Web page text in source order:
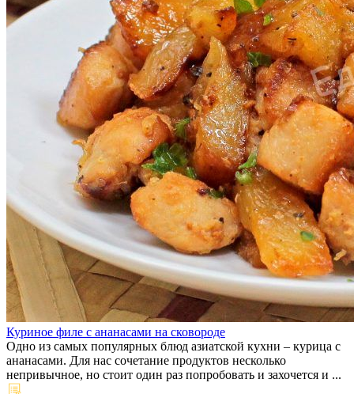
Куриное филе с ананасами на сковороде
Одно из самых популярных блюд азиатской кухни – курица с
ананасами. Для нас сочетание продуктов несколько
непривычное, но стоит один раз попробовать и захочется и ...